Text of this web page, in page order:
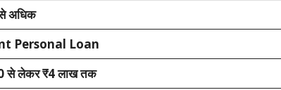
अधिक
Personal Loan
से लेकर ₹4 लाख तक